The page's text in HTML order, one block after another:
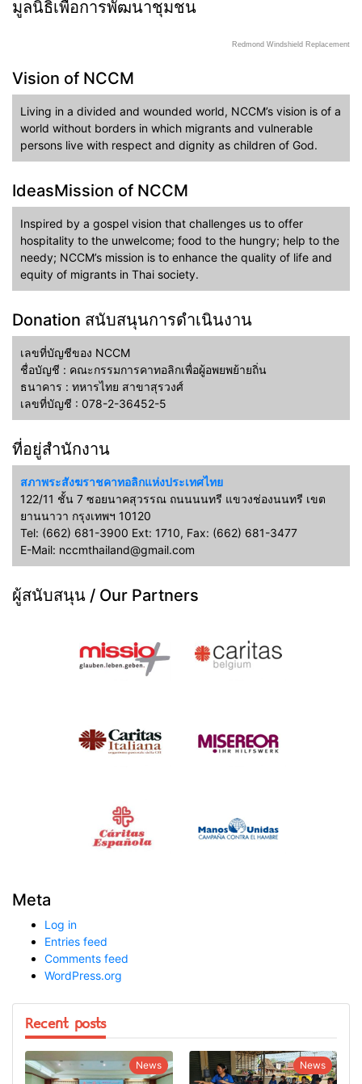
มูลนิธิเพื่อการพัฒนาชุมชน
Redmond Windshield Replacement
Vision of NCCM
Living in a divided and wounded world, NCCM’s vision is of a
world without borders in which migrants and vulnerable
persons live with respect and dignity as children of God.
IdeasMission of NCCM
Inspired by a gospel vision that challenges us to offer
hospitality to the unwelcome; food to the hungry; help to the
needy; NCCM’s mission is to enhance the quality of life and
equity of migrants in Thai society.
Donation สนับสนุนการดำเนินงาน
เลขที่บัญชีของ NCCM
ชื่อบัญชี : คณะกรรมการคาทอลิกเพื่อผู้อพยพย้ายถิ่น
ธนาคาร : ทหารไทย สาขาสุรวงศ์
เลขที่บัญชี : 078-2-36452-5
ที่อยู่สำนักงาน
สภาพระสังฆราชคาทอลิกแห่งประเทศไทย
122/11 ชั้น 7 ซอยนาคสุวรรณ ถนนนนทรี แขวงช่องนนทรี เขต
ยานนาวา กรุงเทพฯ 10120
Tel: (662) 681-3900 Ext: 1710, Fax: (662) 681-3477
E-Mail: nccmthailand@gmail.com
ผู้สนับสนุน / Our Partners
Meta
Log in
Entries feed
Comments feed
WordPress.org
Recent posts
News News